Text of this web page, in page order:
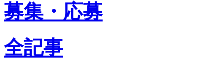
募集・応募
全記事